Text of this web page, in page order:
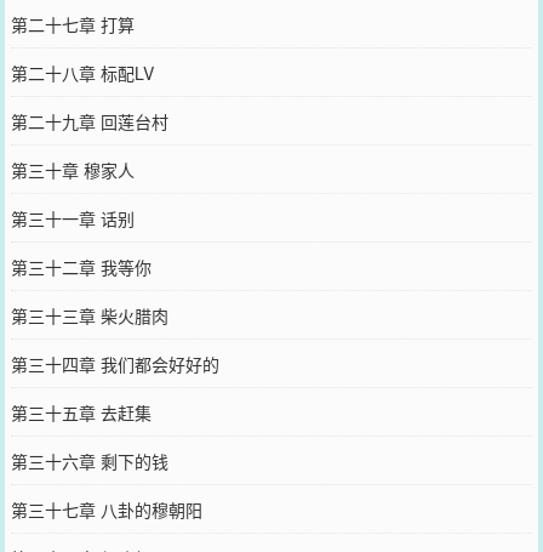
第二十七章 打算
第二十八章 标配LV
第二十九章 回莲台村
第三十章 穆家人
第三十一章 话别
第三十二章 我等你
第三十三章 柴火腊肉
第三十四章 我们都会好好的
第三十五章 去赶集
第三十六章 剩下的钱
第三十七章 八卦的穆朝阳